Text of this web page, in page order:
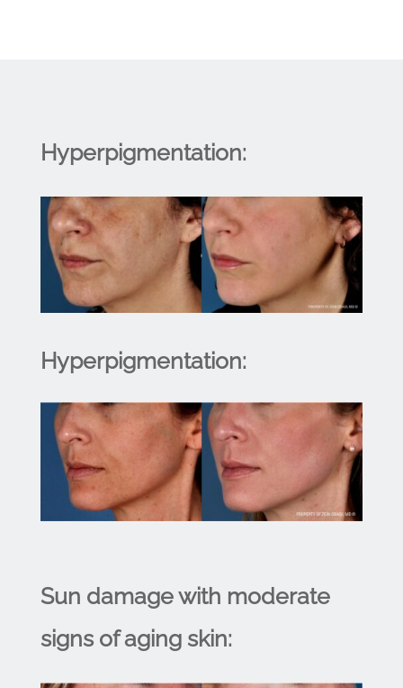
Hyperpigmentation:
Hyperpigmentation:
Sun damage with moderate
signs of aging skin: